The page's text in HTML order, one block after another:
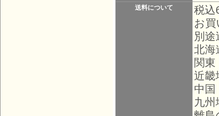
送料について
税込
お
別
北海
関東
近畿
中国
九州